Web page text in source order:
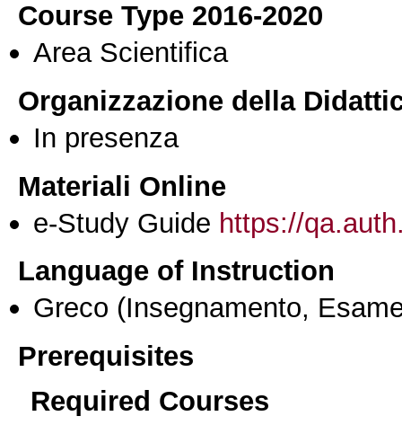
Course Type 2016-2020
Area Scientifica
Organizzazione della
In presenza
Materiali Online
e-Study Guide https://
Language of Instruction
Greco (Insegnamento,
Prerequisites
Required Courses